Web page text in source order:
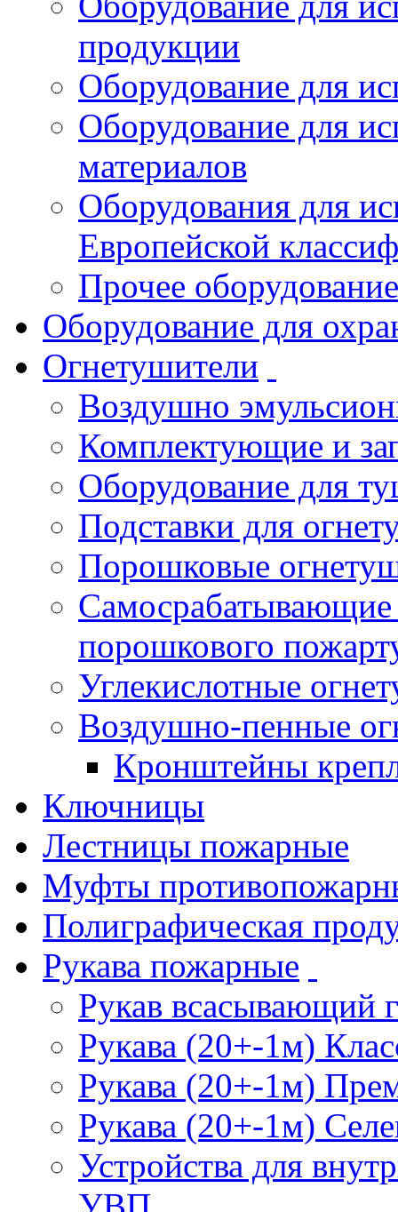
продукции
Оборудование для
Оборудование для
материалов
Оборудования для
Европейской
Прочее оборудование
Оборудование для
Огнетушители
Воздушно
Комплектующие и
Оборудование для
Подставки для
Порошковые
порошкового
Углекислотные
Воздушно-пенные
Кронштейны
Ключницы
Лестницы пожарные
Муфты
Полиграфическая
Рукава пожарные
Рукав всасывающий
Рукава (20+-1м)
Рукава (20+-1м)
Рукава (20+-1м)
Устройства для